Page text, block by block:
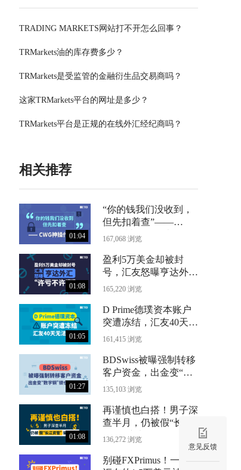
TRADING MARKETS网站打不开怎么回事？
TRMarkets油的库存费多少？
TRMarkets是受监管的金融衍生品交易商吗？
这家TRMarkets平台的网址是多少？
TRMarkets平台是正规的在线外汇经纪商吗？
相关推荐
01:04
“你的钱我们没收到，
但先扣着查”——
CWG神操作曝光
167,068 浏览
01:08
盈利5万美金却被封
号，汇友怒曝亨达外汇
“许亏不许赢”
165,220 浏览
01:05
D Prime德璞资本账户
突遭冻结，汇友40天无
法出金
161,415 浏览
01:27
BDSwiss被曝强制转移
客户资金，出金变“数
字铜”锁仓24个月
135,103 浏览
01:08
再谨慎也白搭！男子深
查半月，仍被假“长江
资管”骗光71万
136,272 浏览
别碰FXPrimus！一位
意见反馈